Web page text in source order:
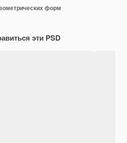
форм
эти PSD